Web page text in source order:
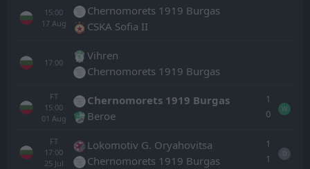
15:00
17 Aug
Chernomorets 1919 Burgas
CSKA Sofia II
17:00
Vihren
Chernomorets 1919 Burgas
FT
15:00
01 Aug
Chernomorets 1919 Burgas
Beroe
1
0
W
FT
17:00
25 Jul
Lokomotiv G. Oryahovitsa
Chernomorets 1919 Burgas
1
1
D